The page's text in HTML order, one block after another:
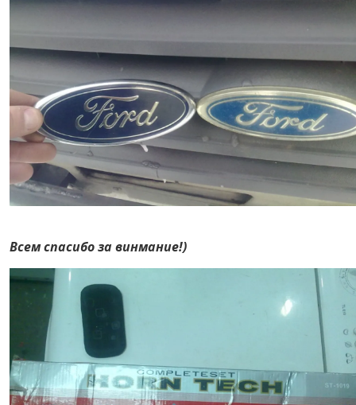
Всем спасибо за винмание!)